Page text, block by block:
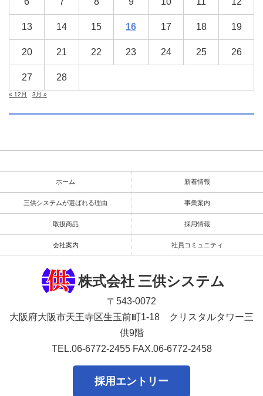
13 14 15 16 17 18 19
20 21 22 23 24 25 26
27 28
« 12月 3月 »
ホーム 新着情報
三供システムが選ばれる理由 事業案内
取扱商品 採用情報
会社案内 社員コミュニティ
株式会社 三供システム
〒543-0072
大阪府大阪市天王寺区生玉前町1-18 クリスタルタワー三
供9階
TEL.06-6772-2455FAX.06-6772-2458
採用エントリー